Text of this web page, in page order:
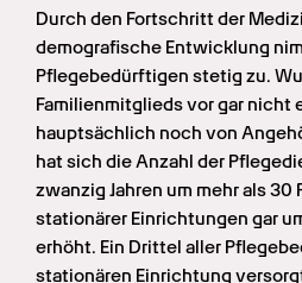
Durch den Fortschritt der
demografische Entwicklung
Pflegebedürftigen stetig zu.
Familienmitglieds vor gar nicht
hauptsächlich noch von
hat sich die Anzahl der
zwanzig Jahren um mehr als 30
stationärer Einrichtungen gar
erhöht. Ein Drittel aller
stationären Einrichtung